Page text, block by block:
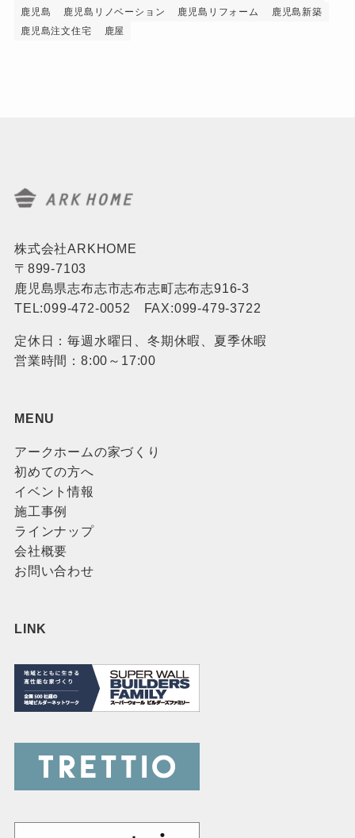
鹿児島
鹿児島リノベーション 鹿児島リフォーム
鹿児島新築
鹿児島注文住宅
鹿屋
株式会社ARKHOME
〒899-7103
鹿児島県志布志市志布志町志布志916-3
TEL:099-472-0052 FAX:099-479-3722
定休日：毎週水曜日、冬期休暇、夏季休暇
営業時間：8:00～17:00
MENU
アークホームの家づくり
初めての方へ
イベント情報
施工事例
ラインナップ
会社概要
お問い合わせ
LINK